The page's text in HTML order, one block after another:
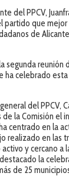
del PPCV,
partido que
de
segunda reunión
ha celebrado
del PPCV,
la Comisión el
centrado en la
realizado en las
y cercano a
la
de 25